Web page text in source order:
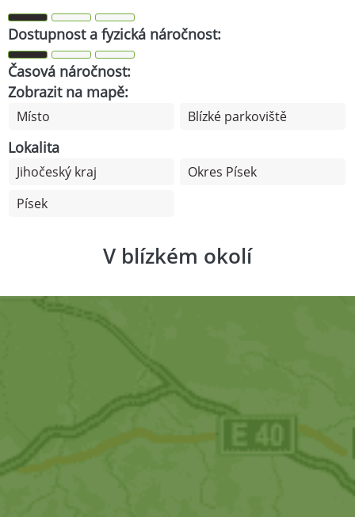
Dostupnost a fyzická náročnost:
Časová náročnost:
Zobrazit na mapě:
Místo Blízké parkoviště
Lokalita
Jihočeský kraj
Okres Písek
Písek
V blízkém okolí